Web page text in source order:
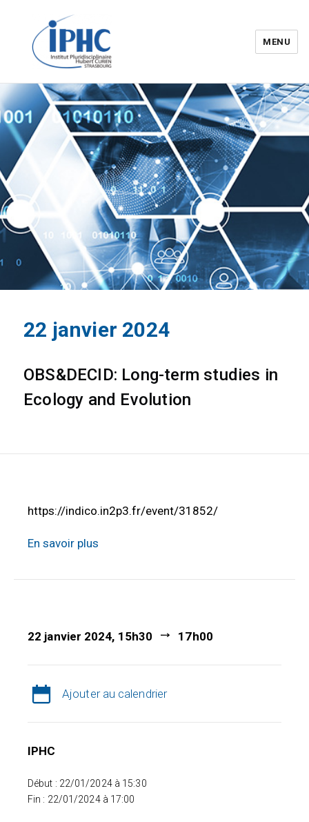
Institut pluridisciplinaire Hubert
Curien – IPHC
MENU
22 janvier 2024
OBS&DECID: Long-term studies in
Ecology and Evolution
https://indico.in2p3.fr/event/31852/
En savoir plus
22 janvier 2024, 15h30 17h00
Ajouter au calendrier
IPHC
Début : 22/01/2024 à 15:30
Fin : 22/01/2024 à 17:00